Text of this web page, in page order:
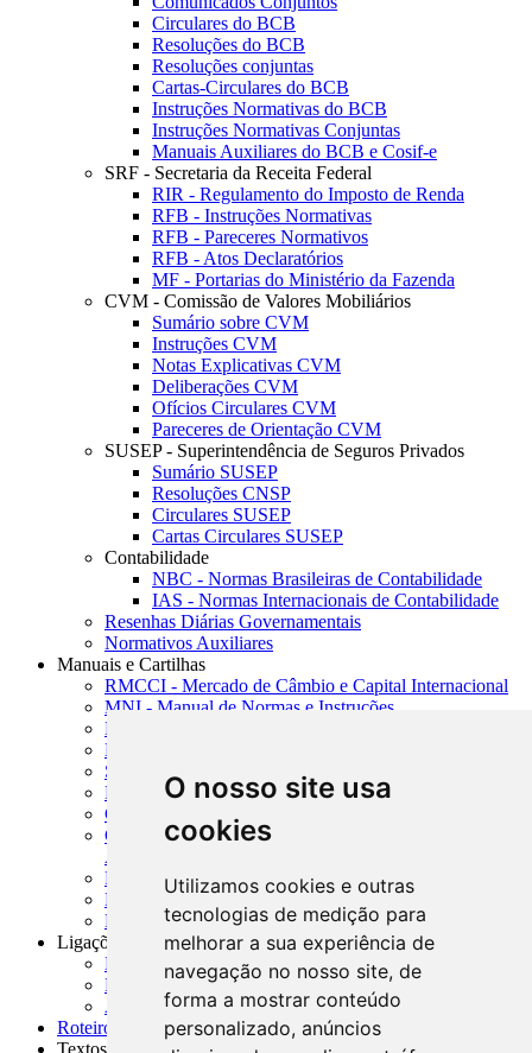
O nosso site usa
cookies
Utilizamos cookies e outras
tecnologias de medição para
melhorar a sua experiência de
navegação no nosso site, de
forma a mostrar conteúdo
personalizado, anúncios
Circulares do BCB
Resoluções do BCB
Resoluções conjuntas
Cartas-Circulares do BCB
Instruções Normativas do BCB
Instruções Normativas Conjuntas
Manuais Auxiliares do BCB e Cosif-e
SRF - Secretaria da Receita Federal
RIR - Regulamento do Imposto de Renda
RFB - Instruções Normativas
RFB - Pareceres Normativos
RFB - Atos Declaratórios
MF - Portarias do Ministério da Fazenda
CVM - Comissão de Valores Mobiliários
Sumário sobre CVM
Instruções CVM
Notas Explicativas CVM
Deliberações CVM
Ofícios Circulares CVM
Pareceres de Orientação CVM
SUSEP - Superintendência de Seguros Privados
Sumário SUSEP
Resoluções CNSP
Circulares SUSEP
Cartas Circulares SUSEP
Contabilidade
NBC - Normas Brasileiras de Contabilidade
IAS - Normas Internacionais de Contabilidade
Resenhas Diárias Governamentais
Normativos Auxiliares
Manuais e Cartilhas
RMCCI - Mercado de Câmbio e Capital Internacional
MNI - Manual de Normas e Instruções
MTVM - Manual de Títulos e Valores Mobiliários
MCR - Manual de Crédito Rural
SISORF - Manual de Organização do SFN
MASUP - Manual de Supervisão Bancária
CADOC - Catálogo de Documentos
CNAE-CONCLA - Classificação Nacional de
Atividades Econômicas
PMF - Cartilhas do BCB
Manuais Auxiliares do BCB e Cosif-e
Resenhas Diárias Governamentais
Ligações Externas
Links Úteis
Presidência da República
Agências Nacionais Reguladoras
Roteiros para Estudos